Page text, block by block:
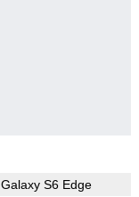
Galaxy S6 Edge